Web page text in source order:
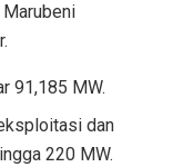
Marubeni
91,185 MW.
dan
220 MW.